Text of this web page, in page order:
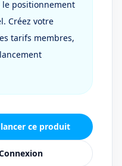
positionnement
Créez votre
tarifs membres,
ce produit